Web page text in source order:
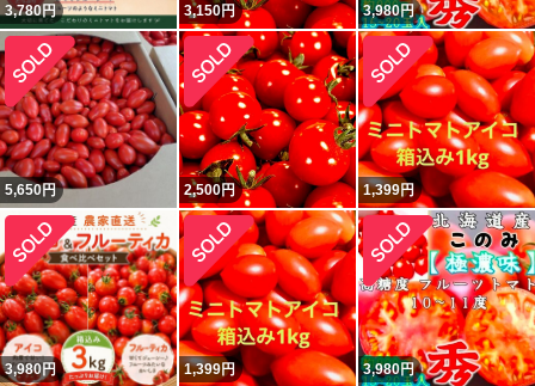
3,780円 3,150円 3,980円
5,650円 2,500円 1,399円
3,980円 1,399円 3,980円